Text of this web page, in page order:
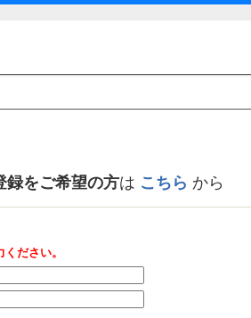
録をご希望の方は こちら から
ださい。